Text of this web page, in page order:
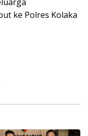
ke Polres Kolaka